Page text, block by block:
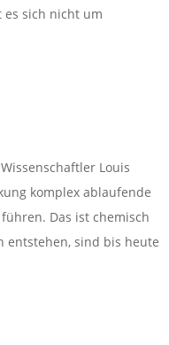
es sich nicht um
Louis
komplex ablaufende
Das ist chemisch
entstehen, sind bis heute